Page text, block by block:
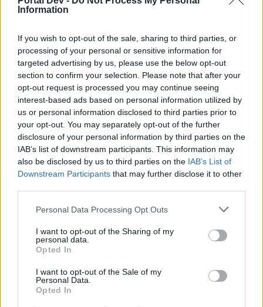
Information
If you wish to opt-out of the sale, sharing to third parties, or
processing of your personal or sensitive information for
targeted advertising by us, please use the below opt-out
section to confirm your selection. Please note that after your
opt-out request is processed you may continue seeing
interest-based ads based on personal information utilized by
us or personal information disclosed to third parties prior to
your opt-out. You may separately opt-out of the further
disclosure of your personal information by third parties on the
IAB’s list of downstream participants. This information may
also be disclosed by us to third parties on the IAB’s List of
Downstream Participants that may further disclose it to other
Personal Data Processing Opt Outs
I want to opt-out of the Sharing of my
personal data.
Opted In
I want to opt-out of the Sale of my
Personal Data.
Opted In
Vladimir108
olexa said:↑
А не поиграть ли нам в игрушку "города" на авиационный
манер? Пишем название аэропорта или аэродрома.
Следующий пишет название на последнюю букву
предыдущего. Например:
1 Внуково-
2 Оклахома-Сити Уилл Роджерс.
Поехали:
О'Хара
aer07
User
АКТОБЕ , Актобе ( Актюбинск) , Казахстан . AKX /
UATT.